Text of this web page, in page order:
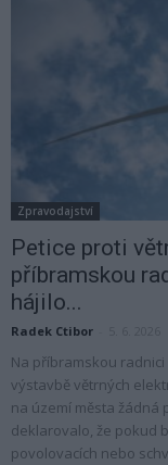
Zpravodajství
Petice proti
příbramskou
hájilo...
Radek Ctibor
Na příbramskou
výstavbě větrných
na území města žádná
deklarovalo, že pokud
povolovacích nebo